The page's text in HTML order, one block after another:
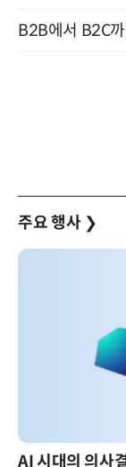
주요 행사 ❯
AI 시대의 의사결정을 바꾸는 수리최적화(Optimization): 실제 산업 적용 사례와 활용 전략 AI